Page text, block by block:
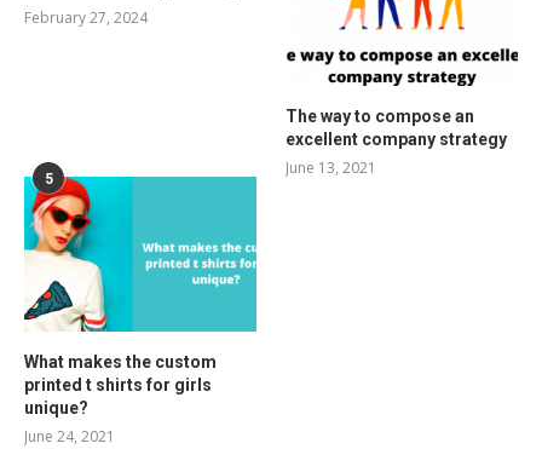
February 27, 2024
The way to compose an
excellent company strategy
June 13, 2021
5
What makes the custom
printed t shirts for girls
unique?
June 24, 2021